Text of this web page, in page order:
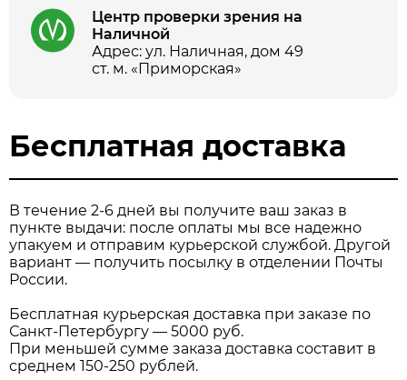
Центр проверки зрения на
Наличной
Адрес: ул. Наличная, дом 49
ст. м. «Приморская»
Бесплатная доставка
В течение 2-6 дней вы получите ваш заказ в
пункте выдачи: после оплаты мы все надежно
упакуем и отправим курьерской службой. Другой
вариант — получить посылку в отделении Почты
России.
Бесплатная курьерская доставка при заказе по
Санкт-Петербургу — 5000 руб.
При меньшей сумме заказа доставка составит в
среднем 150-250 рублей.